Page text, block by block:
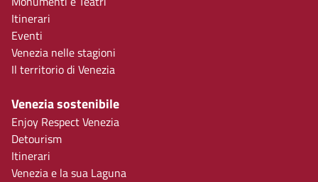
Itinerari
Eventi
Venezia nelle stagioni
Il territorio di Venezia
Venezia sostenibile
Enjoy Respect Venezia
Detourism
Itinerari
Venezia e la sua Laguna